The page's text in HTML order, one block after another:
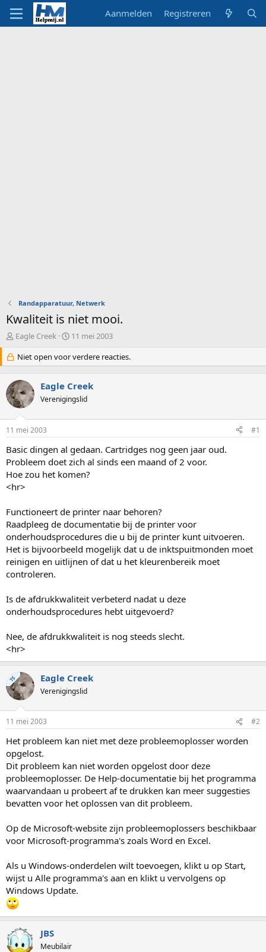
Aanmelden Registreren
Randapparatuur, Netwerk
Kwaliteit is niet mooi.
O
d
e
r
w
e
r
p
s
a
r
t
e
Eagle Creek
S
a
r
d
a
u
11 mei 2003
Niet open voor verdere reacties.
Eagle Creek
Verenigingslid
11 mei 2003 #1
Basic dingen al gedaan. Cartridges nog geen jaar oud.
Probleem doet zich al sinds een maand of 2 voor.
Hoe zou het komen?
<hr>
Functioneert de printer naar behoren?
Raadpleeg de documentatie bij de printer voor
onderhoudsprocedures die u bij de printer kunt uitvoeren.
Het is bijvoorbeeld mogelijk dat u de inktspuitmonden moet
reinigen en uitlijnen of dat u het kleurenbereik moet
controleren.
Is de afdrukkwaliteit verbeterd nadat u deze
onderhoudsprocedures hebt uitgevoerd?
Nee, de afdrukkwaliteit is nog steeds slecht.
<hr>
TS Eagle Creek
Verenigingslid
11 mei 2003 #2
Het probleem kan niet met deze probleemoplosser worden
opgelost.
Dit probleem kan niet worden opgelost door deze
probleemoplosser. De Help-documentatie bij het programma
waarvandaan u probeert af te drukken kan meer suggesties
bevatten voor het oplossen van dit probleem.
Op de Microsoft-website zijn probleemoplossers beschikbaar
voor Microsoft-programma's zoals Word en Excel.
Als u Windows-onderdelen wilt toevoegen, klikt u op Start,
wijst u Alle programma's aan en klikt u vervolgens op
Windows Update.
JBS
Meubilair